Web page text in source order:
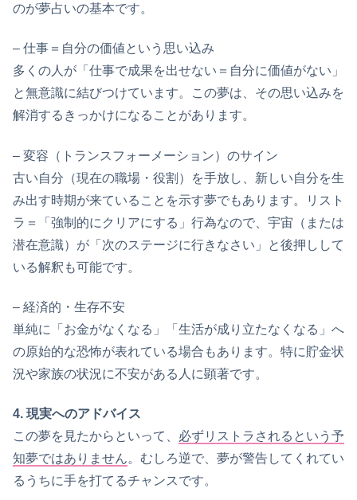
のが夢占いの基本です。
– 仕事＝自分の価値という思い込み
多くの人が「仕事で成果を出せない＝自分に価値がない」
と無意識に結びつけています。この夢は、その思い込みを
解消するきっかけになることがあります。
– 変容（トランスフォーメーション）のサイン
古い自分（現在の職場・役割）を手放し、新しい自分を生
み出す時期が来ていることを示す夢でもあります。リスト
ラ＝「強制的にクリアにする」行為なので、宇宙（または
潜在意識）が「次のステージに行きなさい」と後押しして
いる解釈も可能です。
– 経済的・生存不安
単純に「お金がなくなる」「生活が成り立たなくなる」へ
の原始的な恐怖が表れている場合もあります。特に貯金状
況や家族の状況に不安がある人に顕著です。
4. 現実へのアドバイス
この夢を見たからといって、 必ずリストラされるという予
知夢ではありません。むしろ逆で、夢が警告してくれてい
るうちに手を打てるチャンスです。